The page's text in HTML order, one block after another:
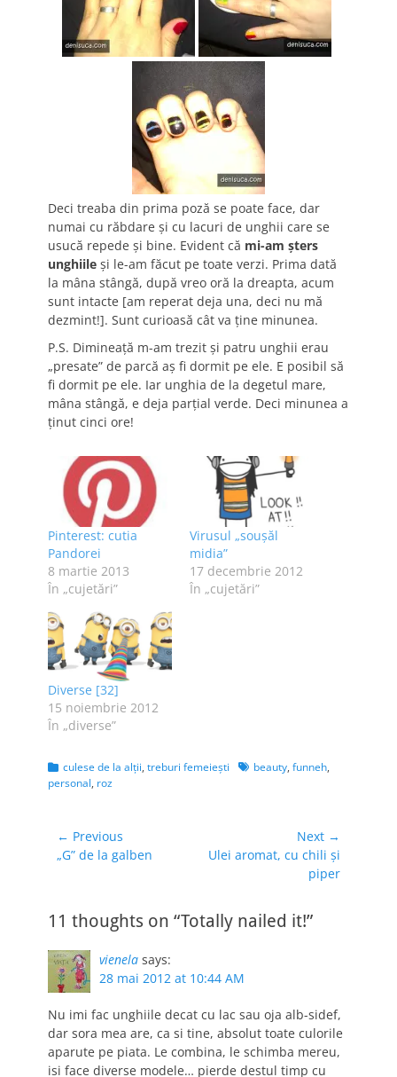
Deci treaba din prima poză se poate face, dar
numai cu răbdare şi cu lacuri de unghii care se
usucă repede şi bine. Evident că mi-am şters
unghiile şi le-am făcut pe toate verzi. Prima dată
la mâna stângă, după vreo oră la dreapta, acum
sunt intacte [am reperat deja una, deci nu mă
dezmint!]. Sunt curioasă cât va ţine minunea.
P.S. Dimineaţă m-am trezit şi patru unghii erau
„presate” de parcă aş fi dormit pe ele. E posibil să
fi dormit pe ele. Iar unghia de la degetul mare,
mâna stângă, e deja parţial verde. Deci minunea a
ţinut cinci ore!
Pinterest: cutia
Pandorei
8 martie 2013
În „cujetări”
Virusul „souşăl
midia”
17 decembrie 2012
În „cujetări”
Diverse [32]
15 noiembrie 2012
În „diverse”
Categories
culese de la alţii, treburi femeieşti Tagsbeauty, funneh,
personal, roz
Navigare
în
← Previous
Previous
„G” de la galben
Next →
Next
Ulei aromat, cu chili şi
piper
11 thoughts on “Totally nailed it!”
vienela says:
28 mai 2012 at 10:44 AM
Nu imi fac unghiile decat cu lac sau oja alb-sidef,
dar sora mea are, ca si tine, absolut toate culorile
aparute pe piata. Le combina, le schimba mereu,
isi face diverse modele… pierde destul timp cu